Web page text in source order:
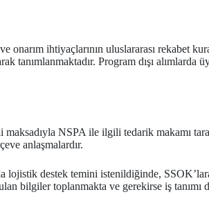
ihtiyaçlarının uluslararası rekabet
Program dışı alımlarda
NSPA ile ilgili tedarik makamı
anlaşmalardır.
lojistik destek temini istenildiğinde,
bilgiler toplanmakta ve gerekirse iş tanımı